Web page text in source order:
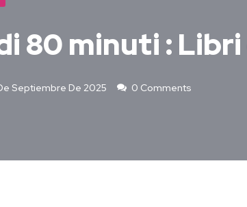
80 minuti :
Septiembre De 2025 0 Comments